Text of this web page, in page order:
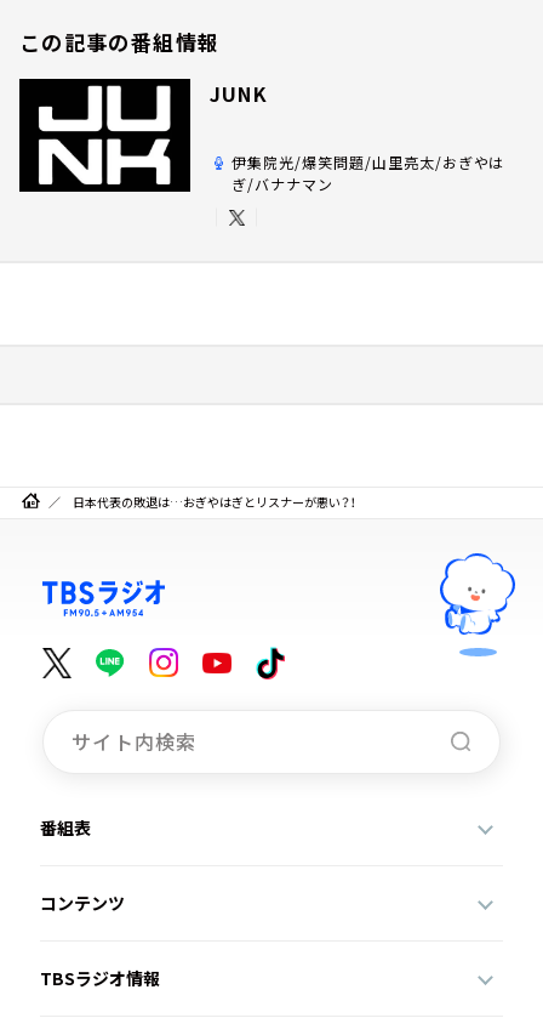
この記事の番組情報
JUNK
伊集院光/爆笑問題/山里亮太/おぎやは
ぎ/バナナマン
日本代表の敗退は…おぎやはぎとリスナーが悪い？！
番組表
コンテンツ
TBSラジオ情報